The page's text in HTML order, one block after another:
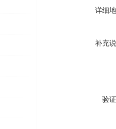
详细
补充
验